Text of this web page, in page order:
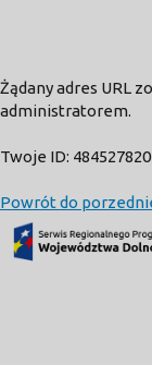
Żądany adres URL
administratorem.
Twoje ID:
Powrót do